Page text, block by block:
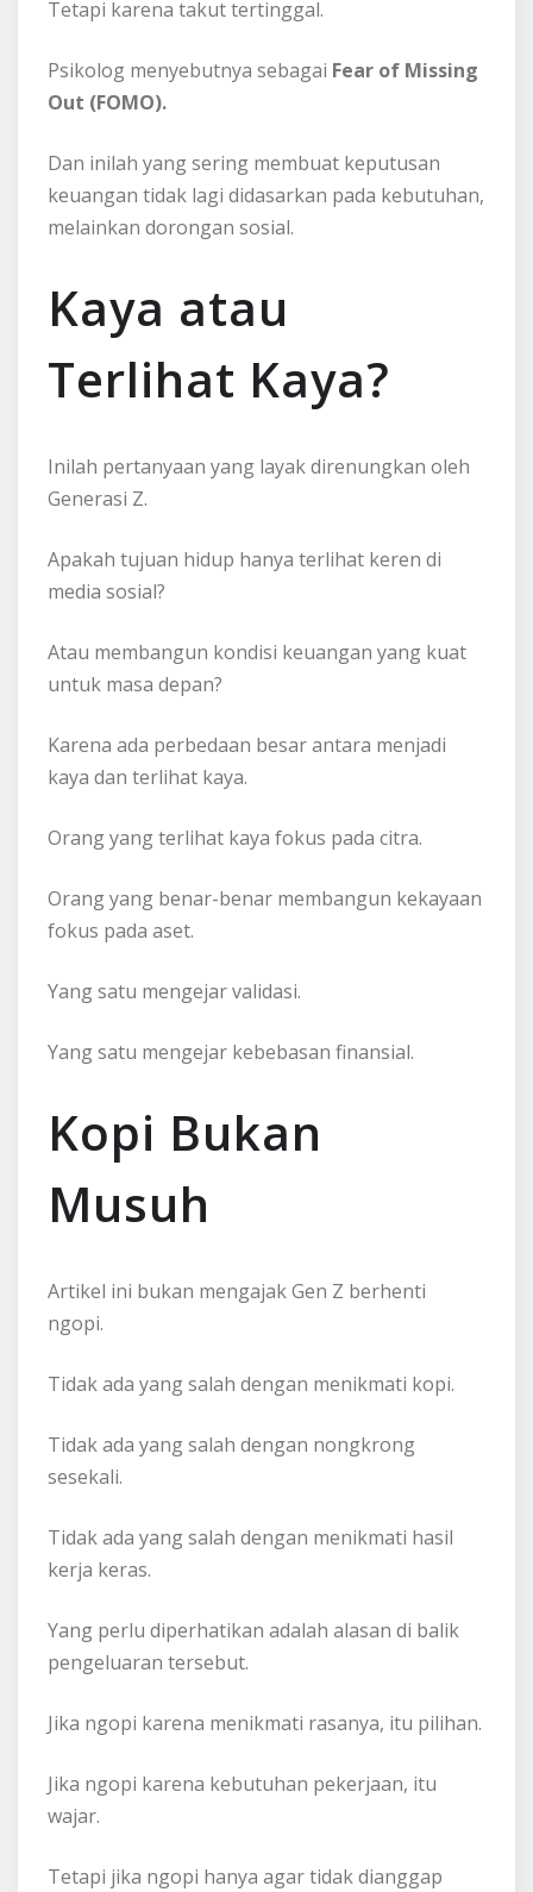
Tetapi karena takut tertinggal.
Psikolog menyebutnya sebagai Fear of Missing
Out (FOMO).
Dan inilah yang sering membuat keputusan
keuangan tidak lagi didasarkan pada kebutuhan,
melainkan dorongan sosial.
Kaya atau
Terlihat Kaya?
Inilah pertanyaan yang layak direnungkan oleh
Generasi Z.
Apakah tujuan hidup hanya terlihat keren di
media sosial?
Atau membangun kondisi keuangan yang kuat
untuk masa depan?
Karena ada perbedaan besar antara menjadi
kaya dan terlihat kaya.
Orang yang terlihat kaya fokus pada citra.
Orang yang benar-benar membangun kekayaan
fokus pada aset.
Yang satu mengejar validasi.
Yang satu mengejar kebebasan finansial.
Kopi Bukan
Musuh
Artikel ini bukan mengajak Gen Z berhenti
ngopi.
Tidak ada yang salah dengan menikmati kopi.
Tidak ada yang salah dengan nongkrong
sesekali.
Tidak ada yang salah dengan menikmati hasil
kerja keras.
Yang perlu diperhatikan adalah alasan di balik
pengeluaran tersebut.
Jika ngopi karena menikmati rasanya, itu pilihan.
Jika ngopi karena kebutuhan pekerjaan, itu
wajar.
Tetapi jika ngopi hanya agar tidak dianggap